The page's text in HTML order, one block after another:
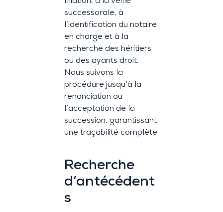
successorale, à
l’identification du notaire
en charge et à la
recherche des héritiers
ou des ayants droit.
Nous suivons la
procédure jusqu’à la
renonciation ou
l’acceptation de la
succession, garantissant
une traçabilité complète.
Recherche
d’antécédent
s